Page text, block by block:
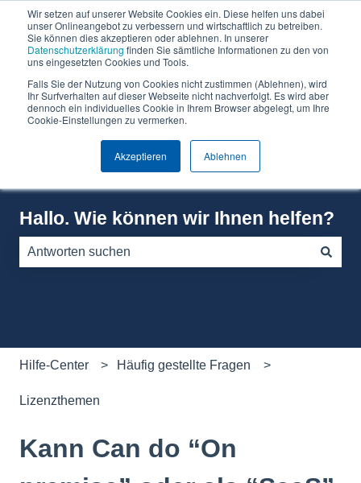
Wir setzen auf unserer Website Cookies ein. Diese helfen uns dabei
unser Onlineangebot zu verbessern und wirtschaftlich zu betreiben.
Sie können dies akzeptieren oder ablehnen. In unserer
Datenschutzerklärung finden Sie sämtliche Informationen zu den von
uns eingesetzten Cookies und Tools.
Falls Sie der Nutzung von Cookies nicht zustimmen (Ablehnen), wird
Ihr Surfverhalten auf dieser Webseite nicht nachverfolgt. Es wird aber
dennoch ein individuelles Cookie in Ihrem Browser abgelegt, um Ihre
Cookie-Einstellungen zu vermerken.
Akzeptieren Ablehnen
DeutschUntermenü für Übersetzungen anzeigen
Warum
Can
Do?
Software
Über
Can
Do
Hallo. Wie können wir Ihnen helfen?
Hilfe-Center Häufig gestellte Fragen
Lizenzthemen
Kann Can do “On